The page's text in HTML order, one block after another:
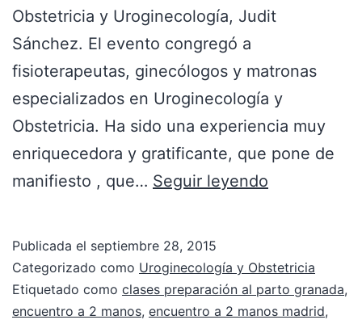
Obstetricia y Uroginecología, Judit
Sánchez. El evento congregó a
fisioterapeutas, ginecólogos y matronas
especializados en Uroginecología y
Obstetricia. Ha sido una experiencia muy
enriquecedora y gratificante, que pone de
manifiesto , que… Seguir leyendo
Publicada el septiembre 28, 2015
Categorizado como Uroginecología y Obstetricia
Etiquetado como clases preparación al parto granada,
encuentro a 2 manos, encuentro a 2 manos madrid,